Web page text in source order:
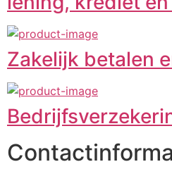
Zakelijk betalen